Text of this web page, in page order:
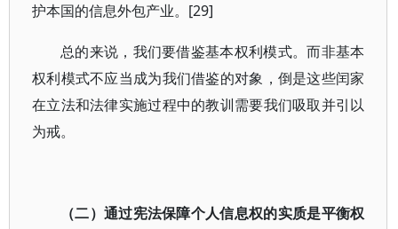
护本国的信息外包产业。[29]
总的来说，我们要借鉴基本权利模式。而非基本
权利模式不应当成为我们借鉴的对象，倒是这些闰家
在立法和法律实施过程中的教训需要我们吸取并引以
为戒。
（二）通过宪法保障个人信息权的实质是平衡权